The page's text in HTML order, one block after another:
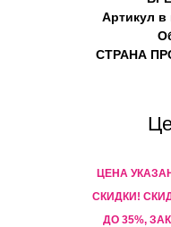
Артикул в
СТРАНА
ЦЕНА
СКИДКИ!
ДО 35%,